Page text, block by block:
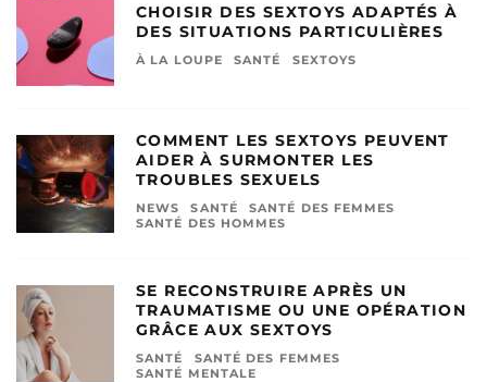
CHOISIR DES SEXTOYS ADAPTÉS À
DES SITUATIONS PARTICULIÈRES
À LA LOUPE SANTÉ SEXTOYS
COMMENT LES SEXTOYS PEUVENT
AIDER À SURMONTER LES
TROUBLES SEXUELS
NEWS SANTÉ
SANTÉ DES FEMMES
SANTÉ DES HOMMES
SE RECONSTRUIRE APRÈS UN
TRAUMATISME OU UNE OPÉRATION
GRÂCE AUX SEXTOYS
SANTÉ
SANTÉ DES FEMMES
SANTÉ MENTALE